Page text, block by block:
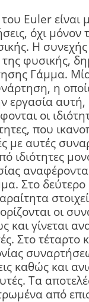
Euler είναι
όχι
Η
φυσικής,
Γάμμα.
η
εργασία αυτή,
οι
που
με αυτές
ιδιότητες
Στο
οι
γίνεται
Στο τέταρτο
καθώς και
Τα
από